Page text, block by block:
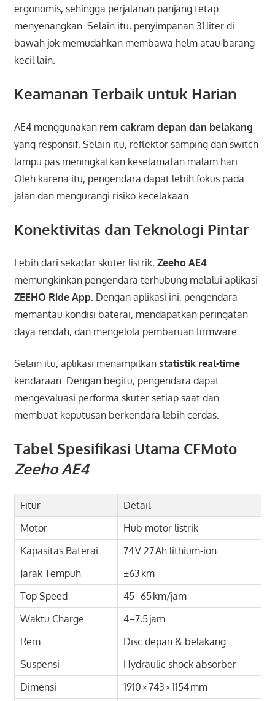
ergonomis, sehingga perjalanan panjang tetap
menyenangkan. Selain itu, penyimpanan 31 liter di
bawah jok memudahkan membawa helm atau barang
kecil lain.
Keamanan Terbaik untuk Harian
AE4 menggunakan rem cakram depan dan belakang
yang responsif. Selain itu, reflektor samping dan switch
lampu pas meningkatkan keselamatan malam hari.
Oleh karena itu, pengendara dapat lebih fokus pada
jalan dan mengurangi risiko kecelakaan.
Konektivitas dan Teknologi Pintar
Lebih dari sekadar skuter listrik, Zeeho AE4
memungkinkan pengendara terhubung melalui aplikasi
ZEEHO Ride App. Dengan aplikasi ini, pengendara
memantau kondisi baterai, mendapatkan peringatan
daya rendah, dan mengelola pembaruan firmware.
Selain itu, aplikasi menampilkan statistik real-time
kendaraan. Dengan begitu, pengendara dapat
mengevaluasi performa skuter setiap saat dan
membuat keputusan berkendara lebih cerdas.
Tabel Spesifikasi Utama CFMoto
Zeeho AE4
Fitur
Detail
Motor
Hub motor listrik
Kapasitas Baterai
74 V 27 Ah lithium-ion
Jarak Tempuh
±63 km
Top Speed
45–65 km/jam
Waktu Charge
4–7,5 jam
Rem
Disc depan & belakang
Suspensi
Hydraulic shock absorber
Dimensi
1910 × 743 × 1154 mm